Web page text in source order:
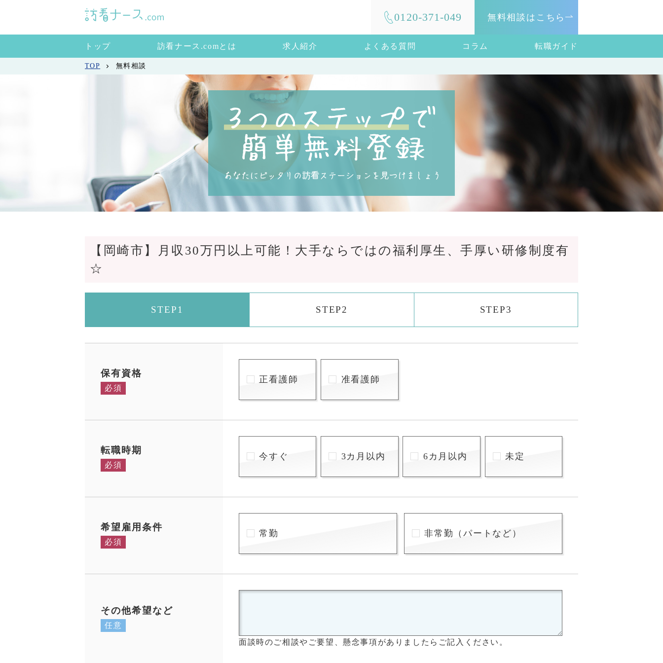
0120-371-049 無料相談はこちら
トップ 訪看ナース.comとは 求人紹介 よくある質問 コラム 転職ガイド
TOP 無料相談
【岡崎市】月収30万円以上可能！大手ならではの福利厚生、手厚い研修制度有
☆
STEP1 STEP2 STEP3
保有資格
必須
正看護師 准看護師
転職時期
必須
今すぐ 3カ月以内 6カ月以内 未定
希望雇用条件
必須
常勤 非常勤（パートなど）
その他希望など
任意
面談時のご相談やご要望、懸念事項がありましたらご記入ください。